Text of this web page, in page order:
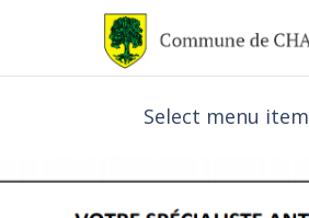
Select menu item